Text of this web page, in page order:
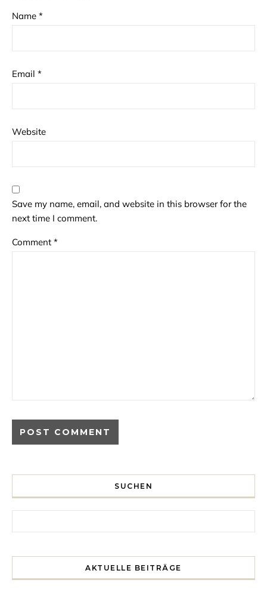
Name *
Email *
Website
Save my name, email, and website in this browser for the
next time I comment.
Comment *
SUCHEN
AKTUELLE BEITRÄGE